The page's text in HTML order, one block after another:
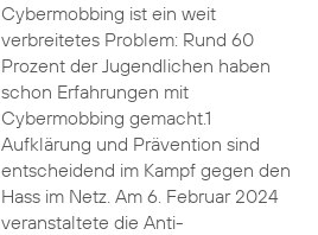
Cybermobbing ist ein weit
verbreitetes Problem: Rund 60
Prozent der Jugendlichen haben
schon Erfahrungen mit
Cybermobbing gemacht.1
Aufklärung und Prävention sind
entscheidend im Kampf gegen den
Hass im Netz. Am 6. Februar 2024
veranstaltete die Anti-